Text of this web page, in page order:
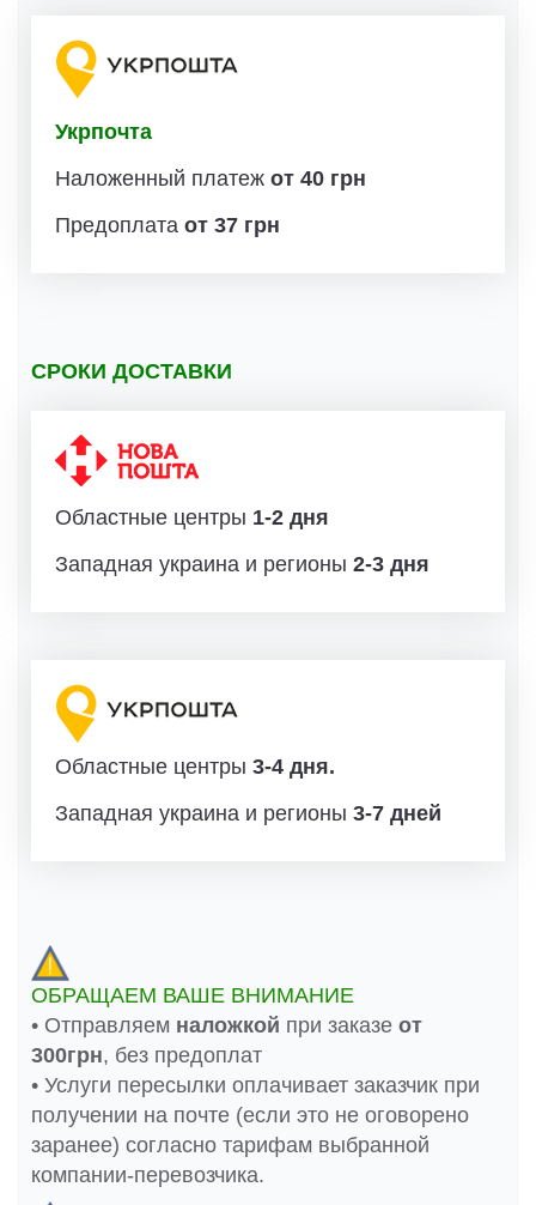
Укрпочта
Наложенный платеж от 40 грн
Предоплата от 37 грн
СРОКИ ДОСТАВКИ
Областные центры 1-2 дня
Западная украина и регионы 2-3 дня
Областные центры 3-4 дня.
Западная украина и регионы 3-7 дней
ОБРАЩАЕМ ВАШЕ ВНИМАНИЕ
• Отправляем наложкой при заказе от
300грн, без предоплат
• Услуги пересылки оплачивает заказчик при
получении на почте (если это не оговорено
заранее) согласно тарифам выбранной
компании-перевозчика.